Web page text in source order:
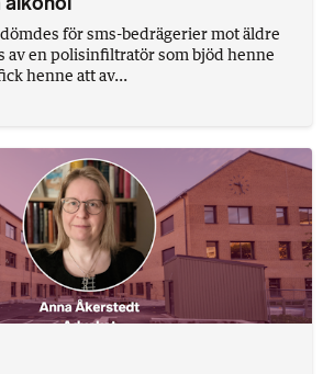
för sms-bedrägerier mot äldre
av en polisinfiltratör som bjöd henne
henne att av...